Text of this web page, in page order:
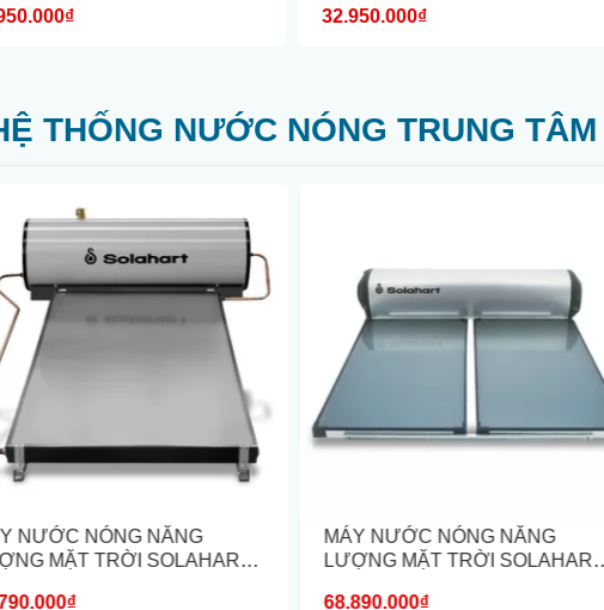
32.950.000₫
THỐNG NƯỚC NÓNG TRUNG TÂM
NƯỚC NÓNG NĂNG
MẶT TRỜI SOLAHART
MÁY NƯỚC NÓNG NĂNG
LƯỢNG MẶT TRỜI SOLAHART
68.890.000₫